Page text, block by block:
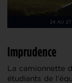
Imprudence
La camionnette
étudiants de